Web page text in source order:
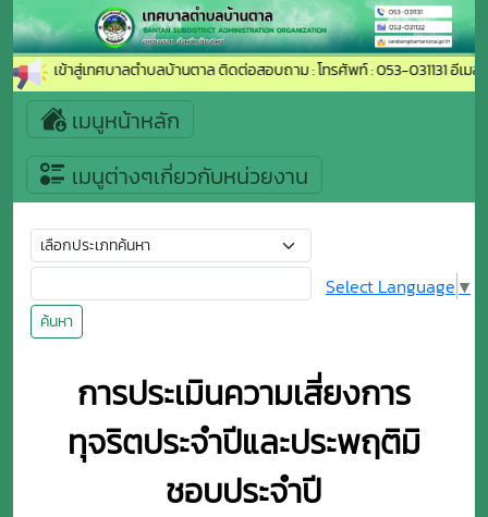
อนรับเข้าสู่เทศบาลตำบลบ้านตาล ติดต่อสอบถาม : โทรศัพท์ : 053-031131 อีเมล์
เมนูหน้าหลัก
เมนูต่างๆเกี่ยวกับหน่วยงาน
ค้นหา
Select Language ▼
การประเมินความเสี่ยงการ
ทุจริตประจำปีและประพฤติมิ
ชอบประจำปี